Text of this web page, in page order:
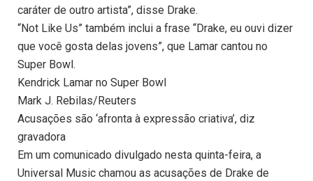
caráter de outro artista”, disse Drake.
“Not Like Us” também inclui a frase “Drake, eu ouvi dizer
que você gosta delas jovens”, que Lamar cantou no
Super Bowl.
Kendrick Lamar no Super Bowl
Mark J. Rebilas/Reuters
Acusações são ‘afronta à expressão criativa’, diz
gravadora
Em um comunicado divulgado nesta quinta-feira, a
Universal Music chamou as acusações de Drake de